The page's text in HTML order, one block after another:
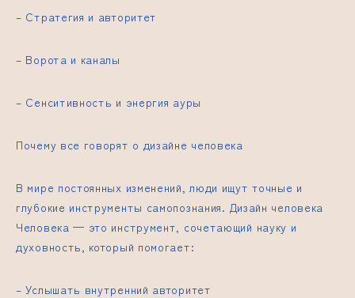
– Стратегия и авторитет
– Ворота и каналы
– Сенситивность и энергия ауры
Почему все говорят о дизайне человека
В мире постоянных изменений, люди ищут точные и
глубокие инструменты самопознания. Дизайн человека
Человека — это инструмент, сочетающий науку и
духовность, который помогает:
– Услышать внутренний авторитет